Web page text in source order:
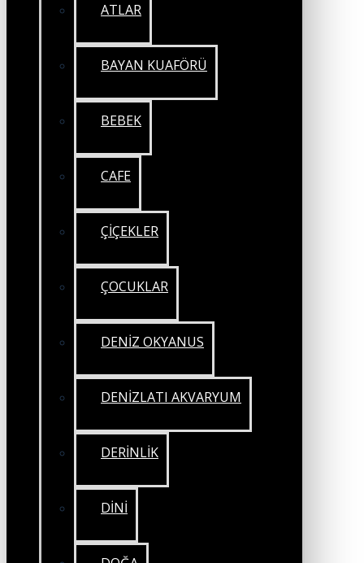
ATLAR
BAYAN KUAFÖRÜ
BEBEK
CAFE
ÇİÇEKLER
ÇOCUKLAR
DENİZ OKYANUS
DENİZLATI AKVARYUM
DERİNLİK
DİNİ